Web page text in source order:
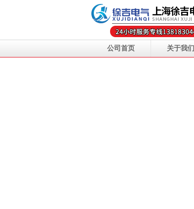
公司首页 关于我们